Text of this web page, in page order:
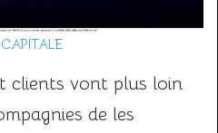
clients vont plus loin
de les